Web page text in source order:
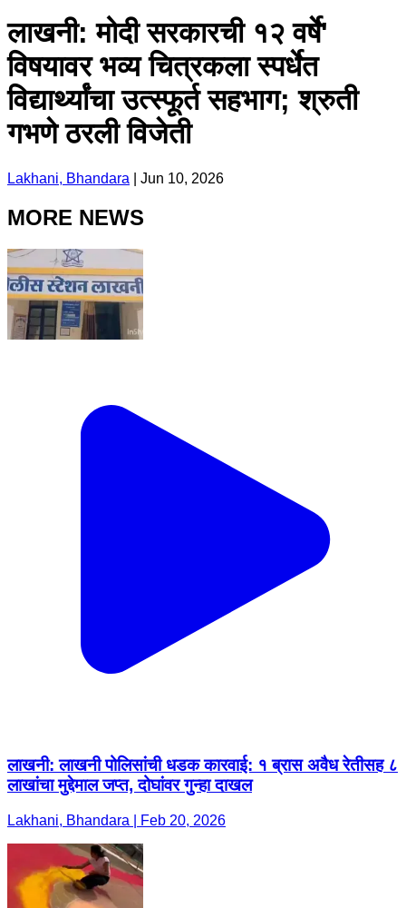
लाखनी: मोदी सरकारची १२ वर्षे'
विषयावर भव्य चित्रकला स्पर्धेत
विद्यार्थ्यांचा उत्स्फूर्त सहभाग; श्रुती
गभणे ठरली विजेती
Lakhani, Bhandara Jun 10, 2026
MORE NEWS
लाखनी: लाखनी पोलिसांची धडक कारवाई: १ ब्रास अवैध रेतीसह ८
लाखांचा मुद्देमाल जप्त, दोघांवर गुन्हा दाखल
Lakhani, Bhandara | Feb 20, 2026